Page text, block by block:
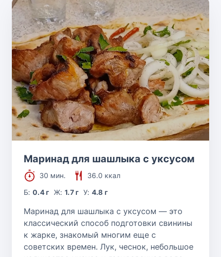
Маринад для шашлыка с уксусом
30 мин.
36.0 ккал
Б:0.4 г Ж: 1.7 г У: 4.8 г
Маринад для шашлыка с уксусом — это
классический способ подготовки свинины
к жарке, знакомый многим еще с
советских времен. Лук, чеснок, небольшое